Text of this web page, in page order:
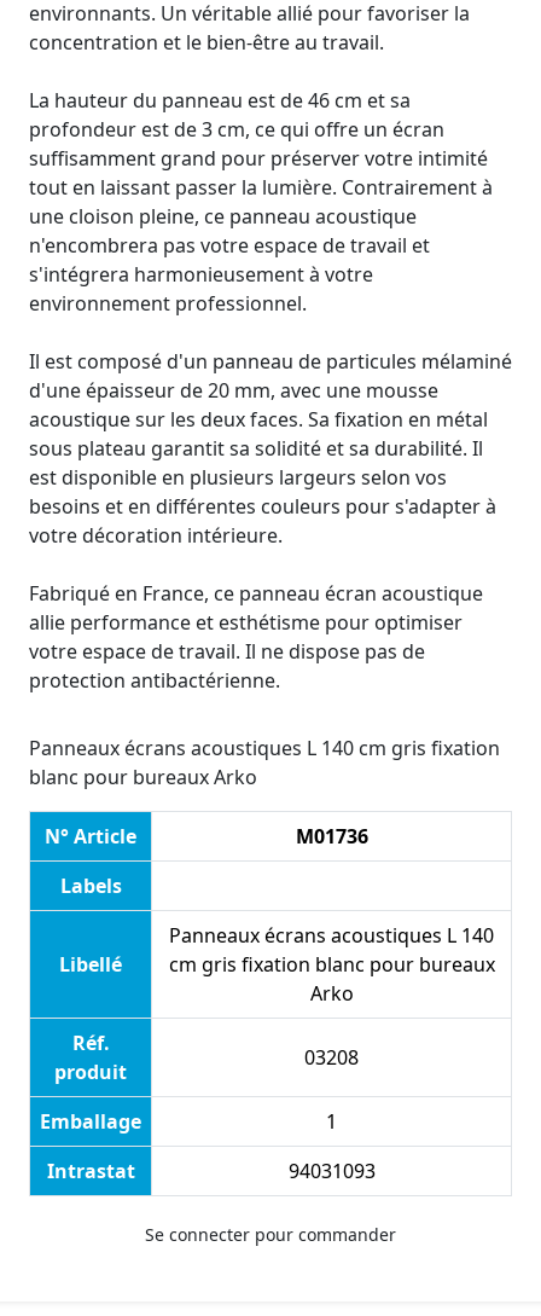
environnants. Un véritable allié pour favoriser la
concentration et le bien-être au travail.
La hauteur du panneau est de 46 cm et sa
profondeur est de 3 cm, ce qui offre un écran
suffisamment grand pour préserver votre intimité
tout en laissant passer la lumière. Contrairement à
une cloison pleine, ce panneau acoustique
n'encombrera pas votre espace de travail et
s'intégrera harmonieusement à votre
environnement professionnel.
Il est composé d'un panneau de particules mélaminé
d'une épaisseur de 20 mm, avec une mousse
acoustique sur les deux faces. Sa fixation en métal
sous plateau garantit sa solidité et sa durabilité. Il
est disponible en plusieurs largeurs selon vos
besoins et en différentes couleurs pour s'adapter à
votre décoration intérieure.
Fabriqué en France, ce panneau écran acoustique
allie performance et esthétisme pour optimiser
votre espace de travail. Il ne dispose pas de
protection antibactérienne.
Panneaux écrans acoustiques L 140 cm gris fixation
blanc pour bureaux Arko
N° Article
M01736
Labels
Libellé
Panneaux écrans acoustiques L 140
cm gris fixation blanc pour bureaux
Arko
Réf.
produit
03208
Emballage
1
Intrastat
94031093
Se connecter pour commander